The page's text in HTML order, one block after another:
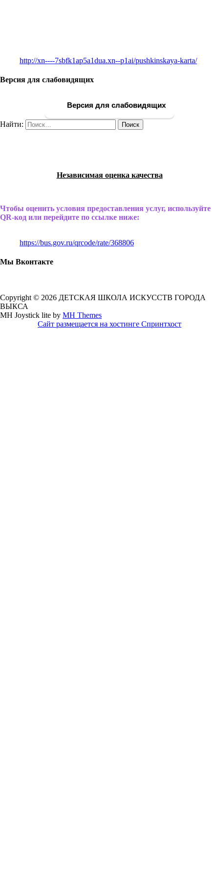
http://xn----7sbfk1ap5a1dua.xn--p1ai/pushkinskaya-karta/
Версия для слабовидящих
Версия для слабовидящих
Найти:
Независимая оценка качества
Чтобы оценить условия предоставления услуг, используйте
QR-код или перейдите по ссылке ниже:
https://bus.gov.ru/qrcode/rate/368806
Мы Вконтакте
Copyright © 2026 ДЕТСКАЯ ШКОЛА ИСКУССТВ ГОРОДА
ВЫКСА
MH Joystick lite by MH Themes
Сайт размещается на хостинге Спринтхост